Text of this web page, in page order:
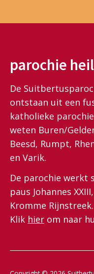
parochie
De
ontstaan uit een
katholieke
weten Buren/
Beesd, Rumpt,
en Varik.
De parochie werkt
paus Johannes
Kromme Rijnstreek.
Klik hier om naar